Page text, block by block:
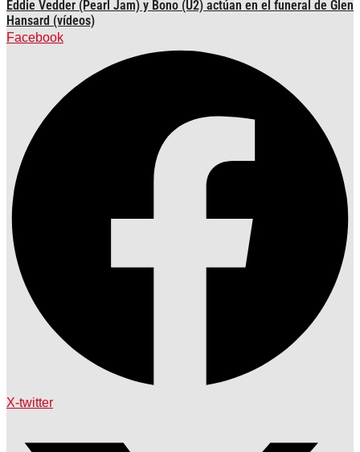
Eddie Vedder (Pearl Jam) y Bono (U2) actúan en el funeral de Glen
Hansard (vídeos)
Facebook
X-twitter